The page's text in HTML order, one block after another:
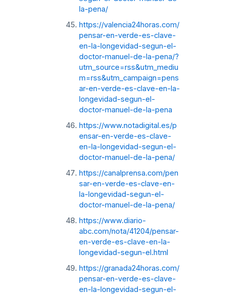
la-pena/
https://valencia24horas.com/
pensar-en-verde-es-clave-
en-la-longevidad-segun-el-
doctor-manuel-de-la-pena/?
utm_source=rss&utm_mediu
m=rss&utm_campaign=pens
ar-en-verde-es-clave-en-la-
longevidad-segun-el-
doctor-manuel-de-la-pena
https://www.notadigital.es/p
ensar-en-verde-es-clave-
en-la-longevidad-segun-el-
doctor-manuel-de-la-pena/
https://canalprensa.com/pen
sar-en-verde-es-clave-en-
la-longevidad-segun-el-
doctor-manuel-de-la-pena/
https://www.diario-
abc.com/nota/41204/pensar-
en-verde-es-clave-en-la-
longevidad-segun-el.html
https://granada24horas.com/
pensar-en-verde-es-clave-
en-la-longevidad-segun-el-